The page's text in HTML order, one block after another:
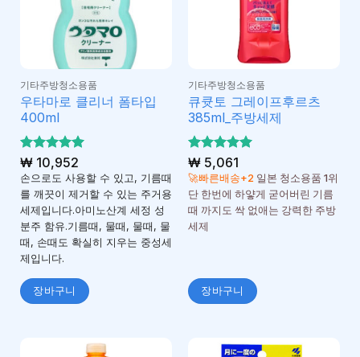
기타주방청소용품
우타마로 클리너 폼타입
400ml
5 중에서
5로 평가
됨
₩10,952
손으로도 사용할 수 있고, 기름때
를 깨끗이 제거할 수 있는 주거용
세제입니다.아미노산계 세정 성
분주 함유.기름때, 물때, 물때, 물
때, 손때도 확실히 지우는 중성세
제입니다.
장바구니
기타주방청소용품
큐큣토 그레이프후르츠
385ml_주방세제
5 중에서
5로 평가
됨
₩5,061
🚀빠른배송+2 일본 청소용품 1위
단 한번에 하얗게 굳어버린 기름
때 까지도 싹 없애는 강력한 주방
세제
장바구니